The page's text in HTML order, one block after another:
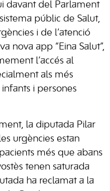
davant del Parlament
públic de Salut,
i de l’atenció
nova app “Eina Salut”,
l’accés al
als més
i persones
la diputada Pilar
urgències estan
més que abans
tenen saturada
ha reclamat a la